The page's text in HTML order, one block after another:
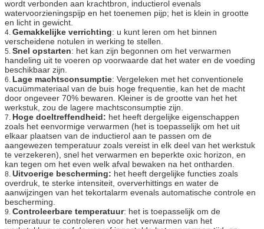
wordt verbonden aan krachtbron, inductierol evenals
watervoorzieningspijp en het toenemen pijp; het is klein in grootte
en licht in gewicht.
4. Gemakkelijke verrichting: u kunt leren om het binnen
verscheidene notulen in werking te stellen.
5. Snel opstarten: het kan zijn begonnen om het verwarmen
handeling uit te voeren op voorwaarde dat het water en de voeding
beschikbaar zijn.
6. Lage machtsconsumptie: Vergeleken met het conventionele
vacuümmateriaal van de buis hoge frequentie, kan het de macht
door ongeveer 70% bewaren. Kleiner is de grootte van het het
werkstuk, zou de lagere machtsconsumptie zijn.
7. Hoge doeltreffendheid: het heeft dergelijke eigenschappen
zoals het eenvormige verwarmen (het is toepasselijk om het uit
elkaar plaatsen van de inductierol aan te passen om de
aangewezen temperatuur zoals vereist in elk deel van het werkstuk
te verzekeren), snel het verwarmen en beperkte oxic horizon, en
kan tegen om het even welk afval bewaken na het ontharden.
8. Uitvoerige bescherming: het heeft dergelijke functies zoals
overdruk, te sterke intensiteit, oververhittings en water de
aanwijzingen van het tekortalarm evenals automatische controle en
bescherming.
9. Controleerbare temperatuur: het is toepasselijk om de
temperatuur te controleren voor het verwarmen van het